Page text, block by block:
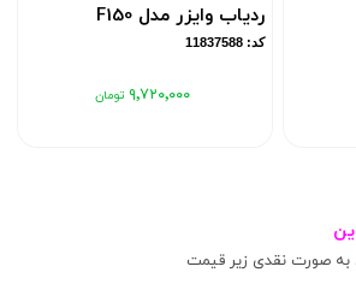
ردیاب وایزر مدل F150
کد: 11837588
۹٬۷۲۰٬۰۰۰
به صورت نقدی زیر قیمت